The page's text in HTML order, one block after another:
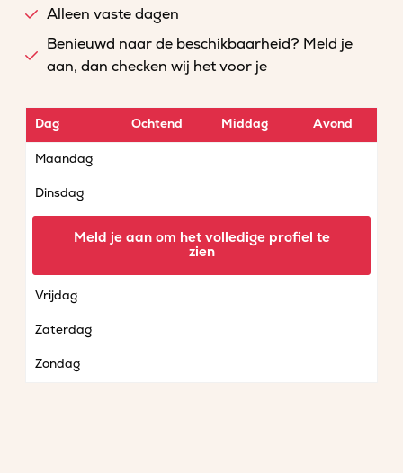
Alleen vaste dagen
Benieuwd naar de beschikbaarheid? Meld je
aan, dan checken wij het voor je
Dag Ochtend Middag Avond
Maandag
Dinsdag
Vrijdag
Zaterdag
Zondag
Meld je aan om het volledige profiel te
zien